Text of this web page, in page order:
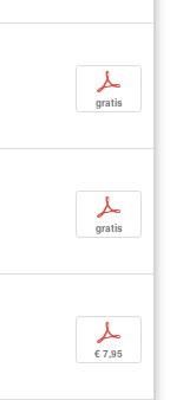
p
gratis
p
gratis
p
€ 7,95